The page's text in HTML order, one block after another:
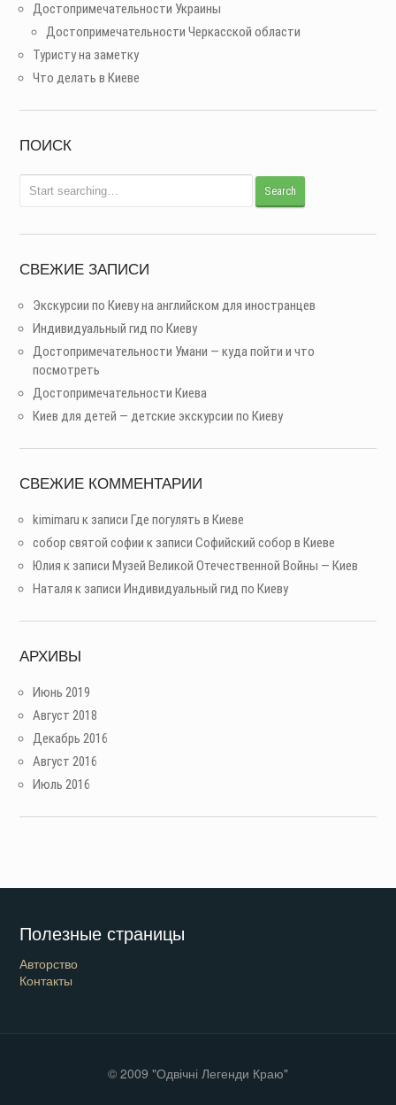
Достопримечательности Украины
Достопримечательности Черкасской области
Туристу на заметку
Что делать в Киеве
ПОИСК
СВЕЖИЕ ЗАПИСИ
Экскурсии по Киеву на английском для иностранцев
Индивидуальный гид по Киеву
Достопримечательности Умани — куда пойти и что
посмотреть
Достопримечательности Киева
Киев для детей — детские экскурсии по Киеву
СВЕЖИЕ КОММЕНТАРИИ
kimimaru к записиГде погулять в Киеве
собор святой софии к записиСофийский собор в Киеве
Юлия к записиМузей Великой Отечественной Войны — Киев
Наталя к записиИндивидуальный гид по Киеву
АРХИВЫ
Июнь 2019
Август 2018
Декабрь 2016
Август 2016
Июль 2016
Полезные страницы
Авторство
Контакты
© 2009 "Одвічні Легенди Краю"